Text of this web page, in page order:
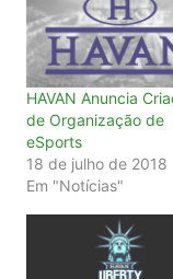
HAVAN Anuncia
de Organização de
eSports
18 de julho de 2018
Em "Notícias"